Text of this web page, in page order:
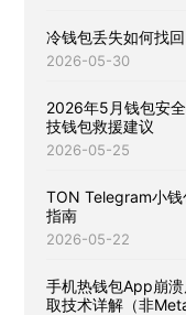
冷钱包丢失如何找
2026-05-30
2026年5月钱包安
技钱包救援建议
2026-05-25
TON Telegram小
指南
2026-05-22
手机热钱包App崩
取技术详解（非